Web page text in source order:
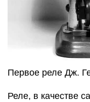
Первое реле Дж.
Реле, в качестве